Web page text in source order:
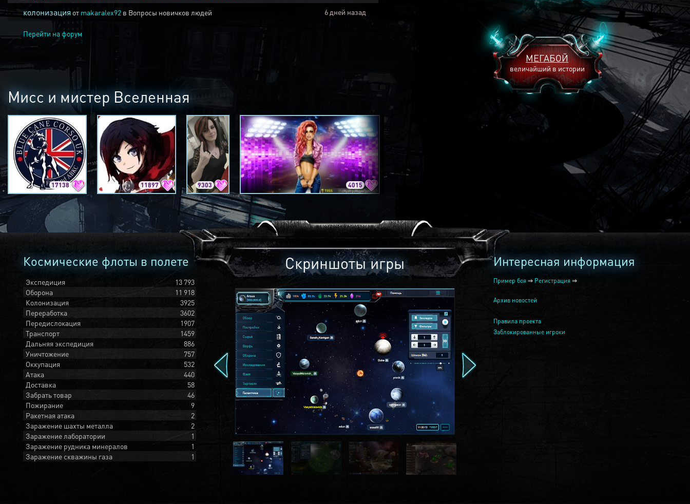
МЕГАБОЙ
величайший в истории
колонизация от makaralex92 в Вопросы новичков людей 6 дней назад
Перейти на форум
Мисс и мистер Вселенная
17138 11897 9303 4015 2240
Космические флоты в полете
Экспедиция
13 793
Оборона
11 918
Колонизация
3925
Переработка
3602
Передислокация
1907
Транспорт
1459
Дальняя экспедиция
886
Уничтожение
757
Оккупация
532
Атака
440
Доставка
58
Забрать товар
46
Пожирание
9
Ракетная атака
2
Заражение шахты металла
2
Заражение лаборатории
1
Заражение рудника минералов
1
Заражение скважины газа
1
Скриншоты игры Интересная информация
Пример боя ⇒ Регистрация ⇒
Архив новостей
Правила проекта
Заблокированные игроки